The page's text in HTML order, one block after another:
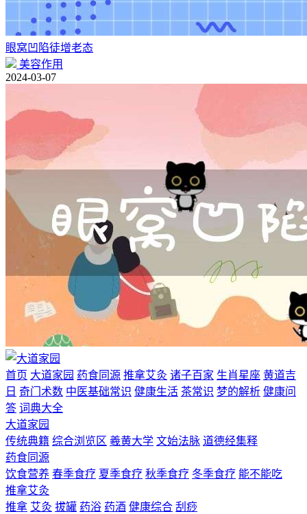
眼窝凹陷徒增老态
美容作用
2024-03-07
首页 大道家园 药食同源 推拿艾灸 诸子百家 生肖星座 黄道吉
日 奇门术数 中医基础常识 健康生活 茶常识 梦的解析 健康问
答 词典大全
大道家园
传统典籍 综合浏览区 羲黄大学 文始法脉 道德经集释
药食同源
饮食营养 春季食疗 夏季食疗 秋季食疗 冬季食疗 能不能吃
推拿艾灸
推拿 艾灸 拔罐 药浴 药酒 健康综合 刮痧